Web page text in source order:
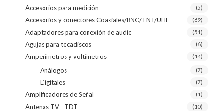
Accesorios para medición (5)
Accesorios y conectores Coaxiales/BNC/TNT/UHF (69)
Adaptadores para conexión de audio (51)
Agujas para tocadiscos (6)
Amperímetros y voltímetros (14)
Análogos (7)
Digitales (7)
Amplificadores de Señal (1)
Antenas TV - TDT (10)